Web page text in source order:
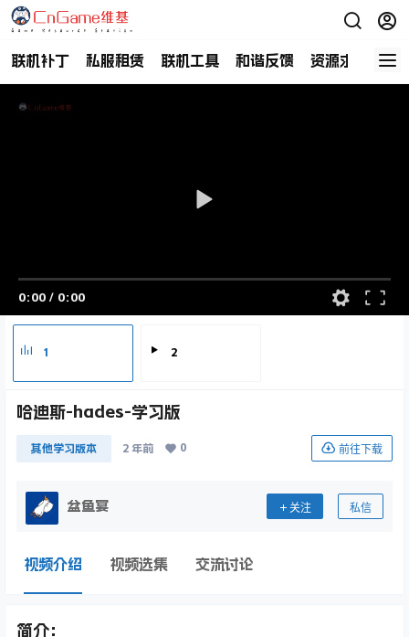
联机补丁 私服租赁 联机工具 和谐反馈 资源求助 商
0:00 / 0:00
1 2
哈迪斯-hades-学习版
其他学习版本 2 年前 0 前往下载
盆鱼宴 关注 私信
视频介绍 视频选集 交流讨论
简介：